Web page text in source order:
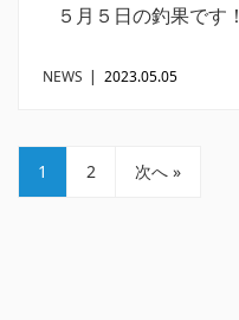
５月５日の釣果です！
NEWS | 2023.05.05
1 2 次へ »